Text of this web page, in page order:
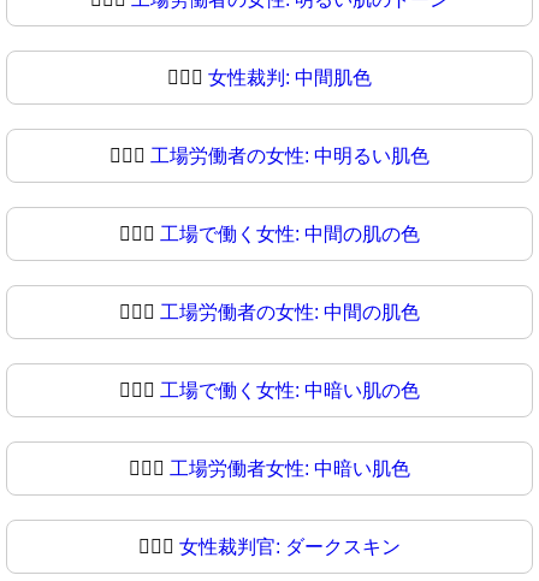
👩🏼‍⚖️ 女性裁判: 中間肌色
👩🏼‍⚖ 工場労働者の女性: 中明るい肌色
👩🏽‍⚖️ 工場で働く女性: 中間の肌の色
👩🏽‍⚖ 工場労働者の女性: 中間の肌色
👩🏾‍⚖️ 工場で働く女性: 中暗い肌の色
👩🏾‍⚖ 工場労働者女性: 中暗い肌色
👩🏿‍⚖️ 女性裁判官: ダークスキン